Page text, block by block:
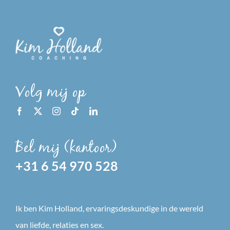
Volg mij op
Bel mij (kantoor)
+31 6 54 970 528
Ik ben Kim Holland, ervaringsdeskundige in de wereld
van liefde, relaties en sex.